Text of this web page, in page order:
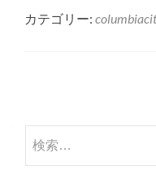
カテゴリー:
検索: